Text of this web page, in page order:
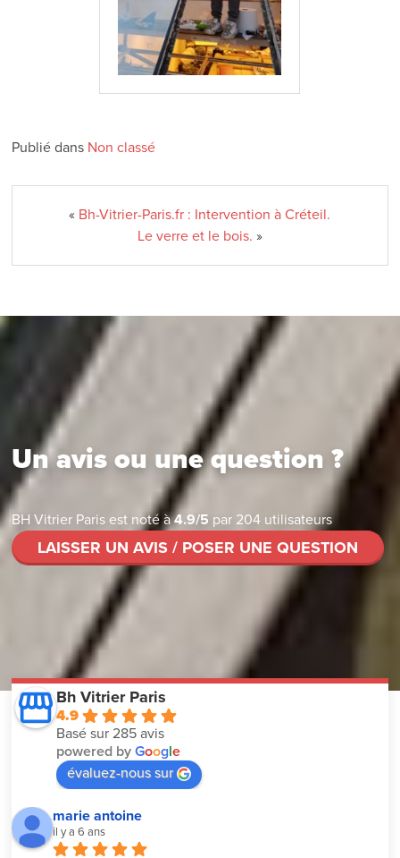
Publié dans Non classé
« Bh-Vitrier-Paris.fr : Intervention à Créteil.
Le verre et le bois. »
Un avis ou une question ?
BH Vitrier Paris est noté à4.9/5 par 204 utilisateurs
LAISSER UN AVIS / POSER UNE QUESTION
Bh Vitrier Paris
4.9
Basé sur 285 avis
powered byGoogle
évaluez-nous sur
marie antoine
il y a 6 ans